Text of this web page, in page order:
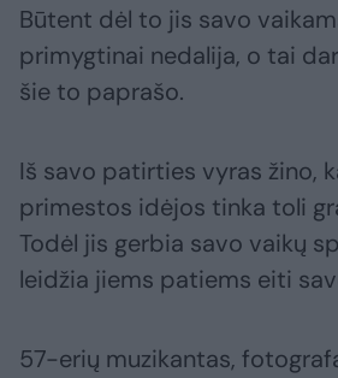
Būtent dėl to jis savo
primygtinai nedalija, o tai
šie to paprašo.
Iš savo patirties vyras žino,
primestos idėjos tinka toli
Todėl jis gerbia savo vaikų
leidžia jiems patiems eiti
57-erių muzikantas,